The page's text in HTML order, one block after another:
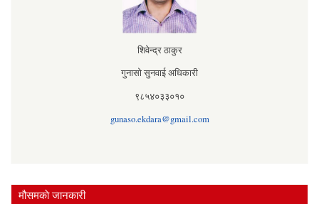
शिवेन्द्र ठाकुर
गुनासो सुनवाई अधिकारी
९८५४०३३०१०
gunaso.ekdara@gmail.com
मौसमकाे जानकारी